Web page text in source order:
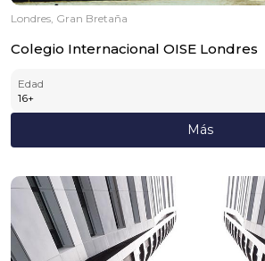
Londres, Gran Bretaña
Colegio Internacional OISE Londres
Edad
16+
Más